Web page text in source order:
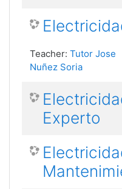
Teacher: Tutor Jose
Nuñez Soria
Experto